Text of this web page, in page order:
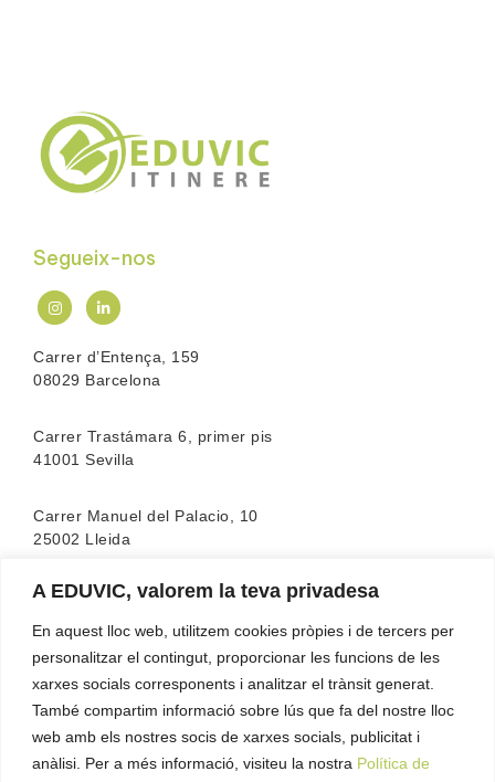
A EDUVIC, valorem la teva privadesa
En aquest lloc web, utilitzem cookies pròpies i de tercers per
personalitzar el contingut, proporcionar les funcions de les
xarxes socials corresponents i analitzar el trànsit generat.
També compartim informació sobre lús que fa del nostre lloc
web amb els nostres socis de xarxes socials, publicitat i
anàlisi. Per a més informació, visiteu la nostra Política de
Segueix-nos
Carrer d’Entença, 159
08029 Barcelona
Carrer Trastámara 6, primer pis
41001 Sevilla
Carrer Manuel del Palacio, 10
25002 Lleida
L’escola compta amb l’acreditació de laFEATF
Familiar)